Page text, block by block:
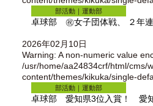
部活動｜運動部
卓球部 ㊗女子団体戦、 ２年連
2026年02月10日
Warning: A non-numeric value
/usr/home/aa24834crf/html/cms/
content/themes/kikuka/single-
部活動｜運動部
卓球部 愛知県3位入賞！ 愛